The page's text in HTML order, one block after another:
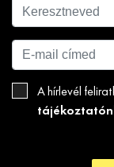
A hírlevél